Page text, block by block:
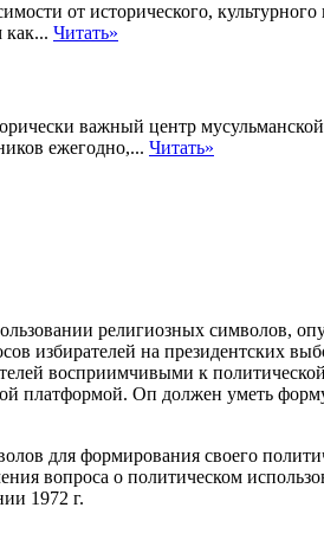
от исторического,
как... Читать»
важный центр
ежегодно,... Читать»
религиозных символов,
избирателей на президентских
восприимчивыми к
платформой. Оп должен уметь
для формирования своего
вопроса о политическом
1972 г.